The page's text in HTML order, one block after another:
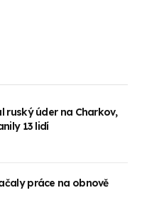
ruský úder na Charkov,
13 lidí
práce na obnově